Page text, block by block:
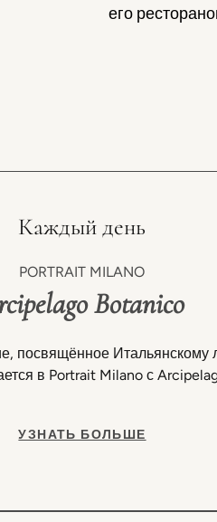
его
Каждый день
PORTRAIT MILANO
Botanico
посвящённое Итальянскому
в Portrait Milano с
УЗНАТЬ БОЛЬШЕ